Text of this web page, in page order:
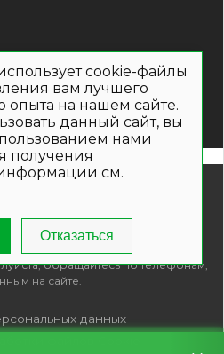
ответственностью
рекламно-информационный
офертой. Для получения
обращайтесь по телефонам,
на сайте.
данных
cookie-файлы
вам лучшего
опыта на нашем сайте.
данный сайт, вы
нами
получения
см.
Отказаться